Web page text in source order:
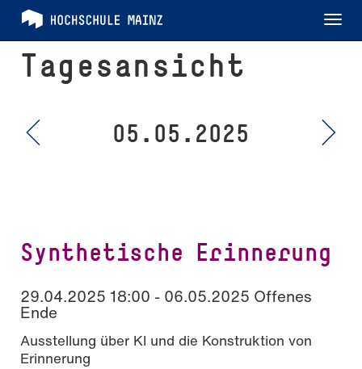
Tagesansicht
05.05.2025
Synthetische Erinnerung
29.04.2025 18:00 - 06.05.2025 Offenes
Ende
Ausstellung über KI und die Konstruktion von
Erinnerung